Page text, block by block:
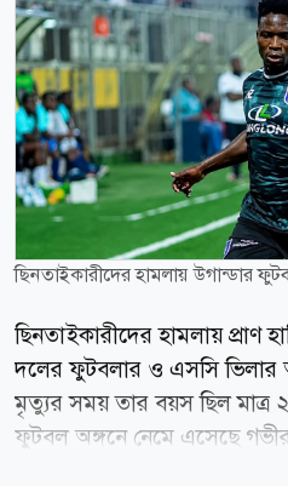
ছিনতাইকারীদের হামলায় উগান্ডার
ছিনতাইকারীদের হামলায় প্রাণ
দলের ফুটবলার ও এসসি ভিলার
মৃত্যুর সময় তার বয়স ছিল মাত্র
ফুটবল অঙ্গনে নেমে এসেছে